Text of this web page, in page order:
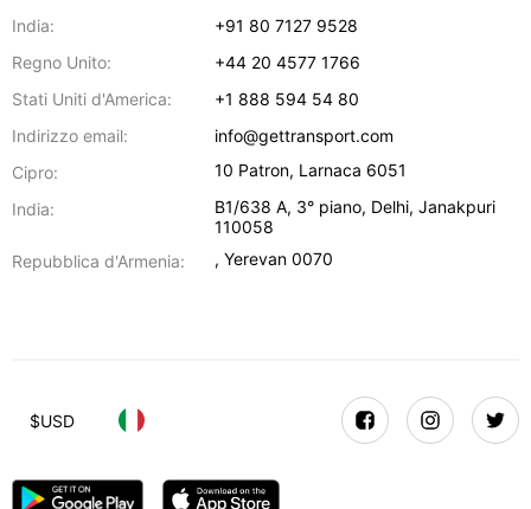
India:
+91 80 7127 9528
Regno Unito:
+44 20 4577 1766
Stati Uniti d'America:
+1 888 594 54 80
Indirizzo email:
info@gettransport.com
Cipro:
10 Patron, Larnaca 6051
India:
B1/638 A, 3° piano, Delhi,Janakpuri
110058
Repubblica d'Armenia:
,Yerevan 0070
$USD